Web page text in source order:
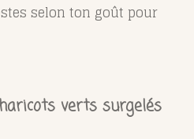
selon ton goût pour
verts surgelés